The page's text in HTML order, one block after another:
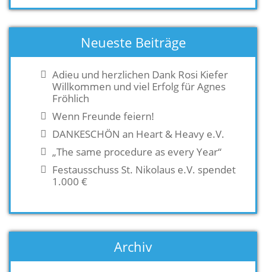
Neueste Beiträge
Adieu und herzlichen Dank Rosi Kiefer
Willkommen und viel Erfolg für Agnes
Fröhlich
Wenn Freunde feiern!
DANKESCHÖN an Heart & Heavy e.V.
„The same procedure as every Year“
Festausschuss St. Nikolaus e.V. spendet
1.000 €
Archiv